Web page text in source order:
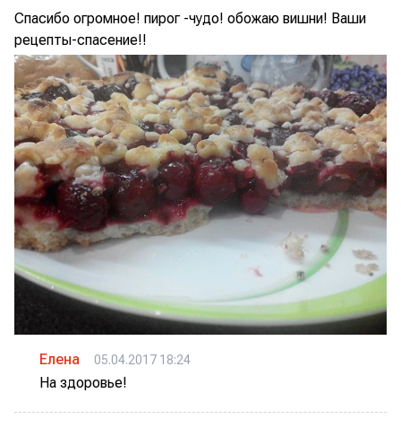
Спасибо огромное! пирог -чудо! обожаю вишни! Ваши
рецепты-спасение!!
Елена 05.04.2017 18:24
На здоровье!